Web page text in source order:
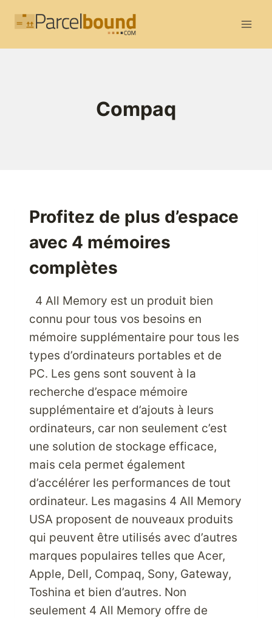
Compaq
Profitez de plus d’espace
avec 4 mémoires
complètes
4 All Memory est un produit bien
connu pour tous vos besoins en
mémoire supplémentaire pour tous les
types d’ordinateurs portables et de
PC. Les gens sont souvent à la
recherche d’espace mémoire
supplémentaire et d’ajouts à leurs
ordinateurs, car non seulement c’est
une solution de stockage efficace,
mais cela permet également
d’accélérer les performances de tout
ordinateur. Les magasins 4 All Memory
USA proposent de nouveaux produits
qui peuvent être utilisés avec d’autres
marques populaires telles que Acer,
Apple, Dell, Compaq, Sony, Gateway,
Toshina et bien d’autres. Non
seulement 4 All Memory offre de